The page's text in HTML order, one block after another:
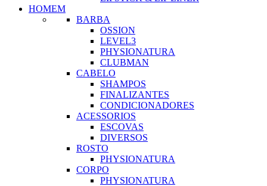
HOMEM
BARBA
OSSION
LEVEL3
PHYSIONATURA
CLUBMAN
CABELO
SHAMPOS
FINALIZANTES
CONDICIONADORES
ACESSORIOS
ESCOVAS
DIVERSOS
ROSTO
PHYSIONATURA
CORPO
PHYSIONATURA